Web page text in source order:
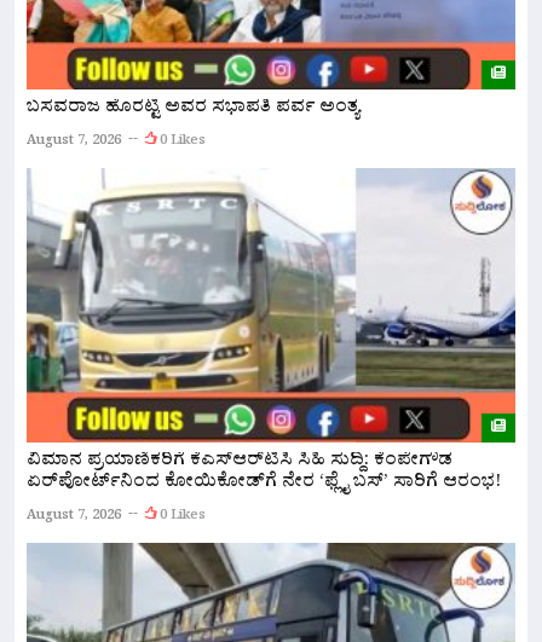
ಬಸವರಾಜ ಹೊರಟ್ಟಿ ಅವರ ಸಭಾಪತಿ ಪರ್ವ ಅಂತ್ಯ
August 7, 2026 0 Likes
ವಿಮಾನ ಪ್ರಯಾಣಿಕರಿಗೆ ಕೆಎಸ್‌ಆರ್‌ಟಿಸಿ ಸಿಹಿ ಸುದ್ದಿ: ಕೆಂಪೇಗೌಡ
ಏರ್‌ಪೋರ್ಟ್‌ನಿಂದ ಕೋಯಿಕೋಡ್‌ಗೆ ನೇರ ‘ಫ್ಲೈ ಬಸ್’ ಸಾರಿಗೆ ಆರಂಭ!
August 7, 2026 0 Likes